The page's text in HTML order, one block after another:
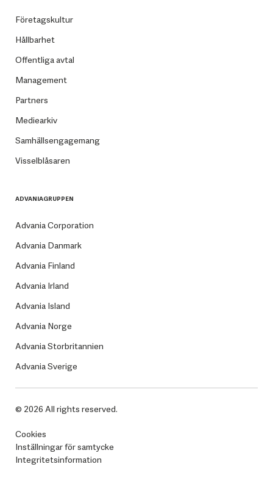
Företagskultur
Hållbarhet
Offentliga avtal
Management
Partners
Mediearkiv
Samhällsengagemang
Visselblåsaren
ADVANIAGRUPPEN
Advania Corporation
Advania Danmark
Advania Finland
Advania Irland
Advania Island
Advania Norge
Advania Storbritannien
Advania Sverige
© 2026 All rights reserved.
Cookies
Inställningar för samtycke
Integritetsinformation